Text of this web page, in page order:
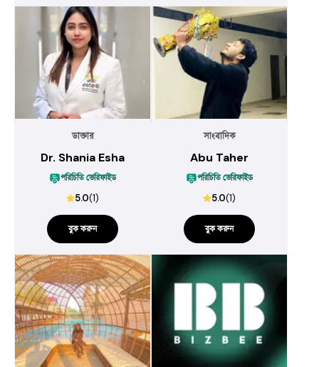
ডাক্তার
Dr. Shania Esha
পরিচিতি ভেরিফাইড
5.0(1)
বুক করুন
সাংবাদিক
Abu Taher
পরিচিতি ভেরিফাইড
5.0(1)
বুক করুন